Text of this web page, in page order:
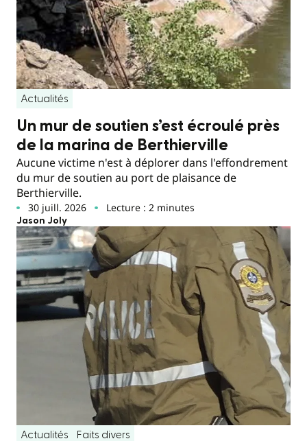
Actualités
Un mur de soutien s’est écroulé près
de la marina de Berthierville
Aucune victime n'est à déplorer dans l'effondrement
du mur de soutien au port de plaisance de
Berthierville.
30 juill. 2026 Lecture : 2 minutes
Jason Joly
Actualités Faits divers